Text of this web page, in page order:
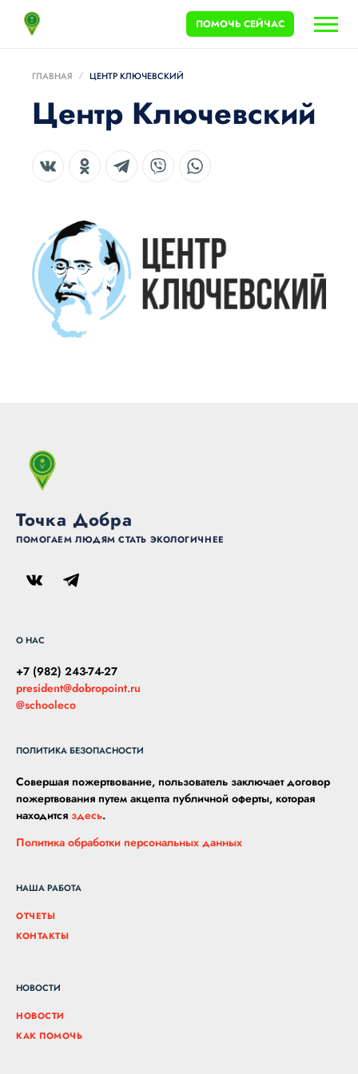
ПОМОЧЬ СЕЙЧАС
ГЛАВНАЯ ЦЕНТР КЛЮЧЕВСКИЙ
Центр Ключевский
Точка Добра
ПОМОГАЕМ ЛЮДЯМ СТАТЬ ЭКОЛОГИЧНЕЕ
О НАС
+7 (982) 243-74-27
president@dobropoint.ru
@schooleco
НАША РАБОТА
ОТЧЕТЫ
КОНТАКТЫ
НОВОСТИ
НОВОСТИ
КАК ПОМОЧЬ
ПОЛИТИКА БЕЗОПАСНОСТИ
Совершая пожертвование, пользователь заключает договор
пожертвования путем акцепта публичной оферты, которая
находится здесь.
Политика обработки персональных данных